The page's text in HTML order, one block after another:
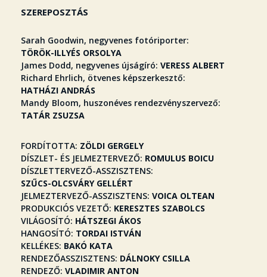
SZEREPOSZTÁS
Sarah Goodwin, negyvenes fotóriporter
TÖRÖK-ILLYÉS ORSOLYA
James Dodd, negyvenes újságíró VERESS ALBERT
Richard Ehrlich, ötvenes képszerkesztő
HATHÁZI ANDRÁS
Mandy Bloom, huszonéves rendezvényszervező
TATÁR ZSUZSA
FORDÍTOTTA ZÖLDI GERGELY
DÍSZLET- ÉS JELMEZTERVEZŐ ROMULUS BOICU
DÍSZLETTERVEZŐ-ASSZISZTENS
SZŰCS-OLCSVÁRY GELLÉRT
JELMEZTERVEZŐ-ASSZISZTENS VOICA OLTEAN
PRODUKCIÓS VEZETŐ KERESZTES SZABOLCS
VILÁGOSÍTÓ HÁTSZEGI ÁKOS
HANGOSÍTÓ TORDAI ISTVÁN
KELLÉKES BAKÓ KATA
RENDEZŐASSZISZTENS DÁLNOKY CSILLA
RENDEZŐ VLADIMIR ANTON